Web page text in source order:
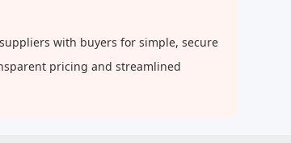
with buyers for simple, secure
pricing and streamlined